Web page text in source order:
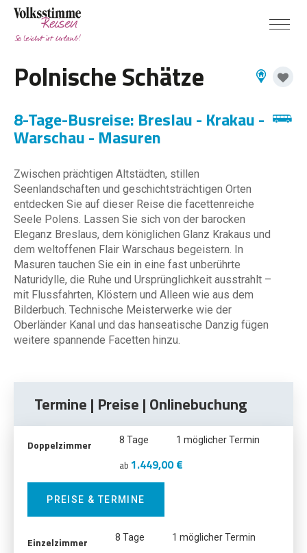
Polnische Schätze
8-Tage-Busreise: Breslau - Krakau -
Warschau - Masuren
Zwischen prächtigen Altstädten, stillen
Seenlandschaften und geschichtsträchtigen Orten
entdecken Sie auf dieser Reise die facettenreiche
Seele Polens. Lassen Sie sich von der barocken
Eleganz Breslaus, dem königlichen Glanz Krakaus und
dem weltoffenen Flair Warschaus begeistern. In
Masuren tauchen Sie ein in eine fast unberührte
Naturidylle, die Ruhe und Ursprünglichkeit ausstrahlt –
mit Flussfahrten, Klöstern und Alleen wie aus dem
Bilderbuch. Technische Meisterwerke wie der
Oberländer Kanal und das hanseatische Danzig fügen
weitere spannende Facetten hinzu.
Termine | Preise | Onlinebuchung
Doppelzimmer 8 Tage 1 möglicher Termin
ab 1.449,00 €
PREISE & TERMINE
Einzelzimmer 8 Tage 1 möglicher Termin